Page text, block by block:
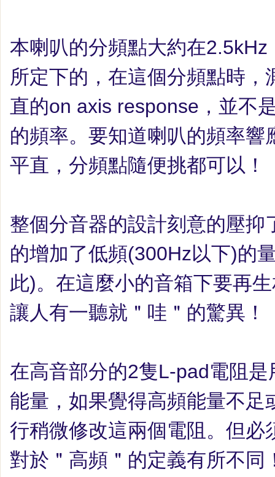
本喇叭的分頻點大約在2.5kHz
所定下的，在這個分頻點時，
直的on axis response ，並不
的頻率。要知道喇叭的頻率響
平直，分頻點隨便挑都可以！
整個分音器的設計刻意的壓抑
的增加了低頻(300Hz以下)的
此)。在這麼小的音箱下要再
讓人有一聽就＂哇＂的驚異！
在高音部分的2隻L-pad電阻是
能量，如果覺得高頻能量不足
行稍微修改這兩個電阻。但必
對於＂高頻＂的定義有所不同